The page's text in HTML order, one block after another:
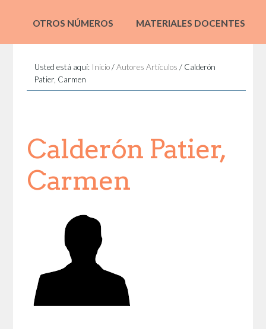
OTROS NÚMEROS MATERIALES DOCENTES
Usted está aquí: Inicio / Autores Artículos / Calderón
Patier, Carmen
Calderón Patier,
Carmen